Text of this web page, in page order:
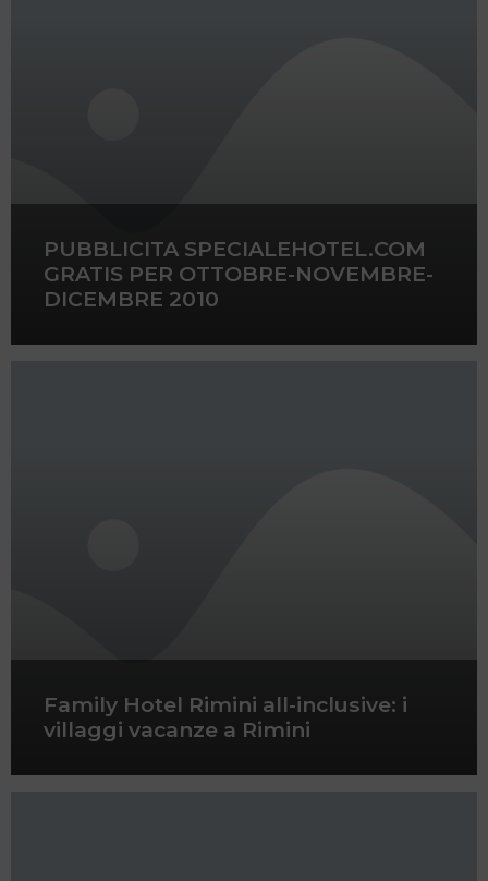
PUBBLICITA SPECIALEHOTEL.COM
GRATIS PER OTTOBRE-NOVEMBRE-
DICEMBRE 2010
Family Hotel Rimini all-inclusive: i
villaggi vacanze a Rimini